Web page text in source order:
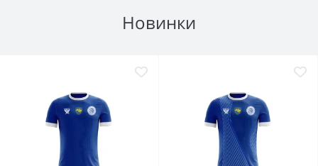
Новинки